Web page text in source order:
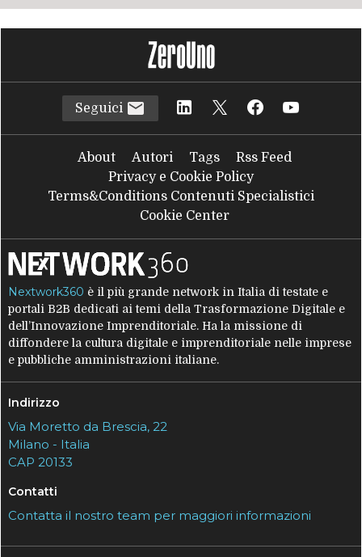
Seguici
About Autori Tags
Rss Feed
Privacy e Cookie Policy
Terms&Conditions Contenuti Specialistici
Cookie Center
Nextwork360 è il più grande network in Italia di testate e
portali B2B dedicati ai temi della Trasformazione Digitale e
dell’Innovazione Imprenditoriale. Ha la missione di
diffondere la cultura digitale e imprenditoriale nelle imprese
e pubbliche amministrazioni italiane.
Indirizzo
Via Moretto da Brescia, 22
Milano - Italia
CAP 20133
Contatti
Contatta il nostro team per maggiori informazioni